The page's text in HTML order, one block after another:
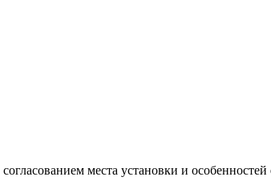
места установки и